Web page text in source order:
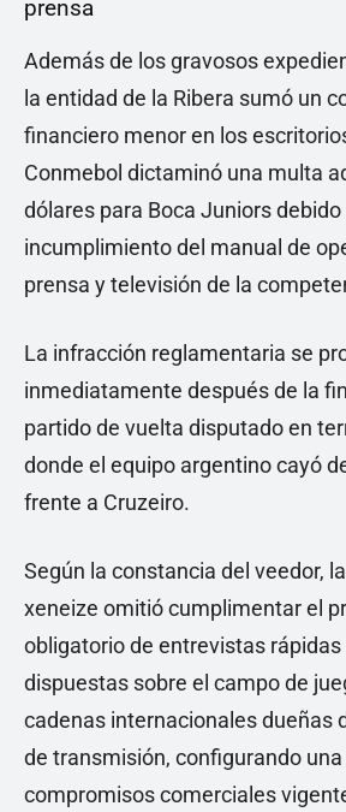
prensa
Además de los gravosos
la entidad de la Ribera sumó un
financiero menor en los
Conmebol dictaminó una multa
dólares para Boca Juniors debido
incumplimiento del manual de
prensa y televisión de la
La infracción reglamentaria se
inmediatamente después de la
partido de vuelta disputado en
donde el equipo argentino cayó
frente a Cruzeiro.
Según la constancia del veedor,
xeneize omitió cumplimentar el
obligatorio de entrevistas
dispuestas sobre el campo de
cadenas internacionales dueñas
de transmisión, configurando
compromisos comerciales